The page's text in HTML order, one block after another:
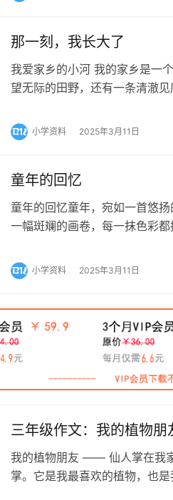
那一刻，我长大了
我爱家乡的小河 我的家乡是一
望无际的田野，还有一条清澈
小学资料 2025年3月11日
童年的回忆
童年的回忆童年，宛如一首悠
一幅斑斓的画卷，每一抹色彩
小学资料 2025年3月11日
三年级作文：我的植物朋
我的植物朋友 —— 仙人掌在我
掌。它是我最喜欢的植物，也